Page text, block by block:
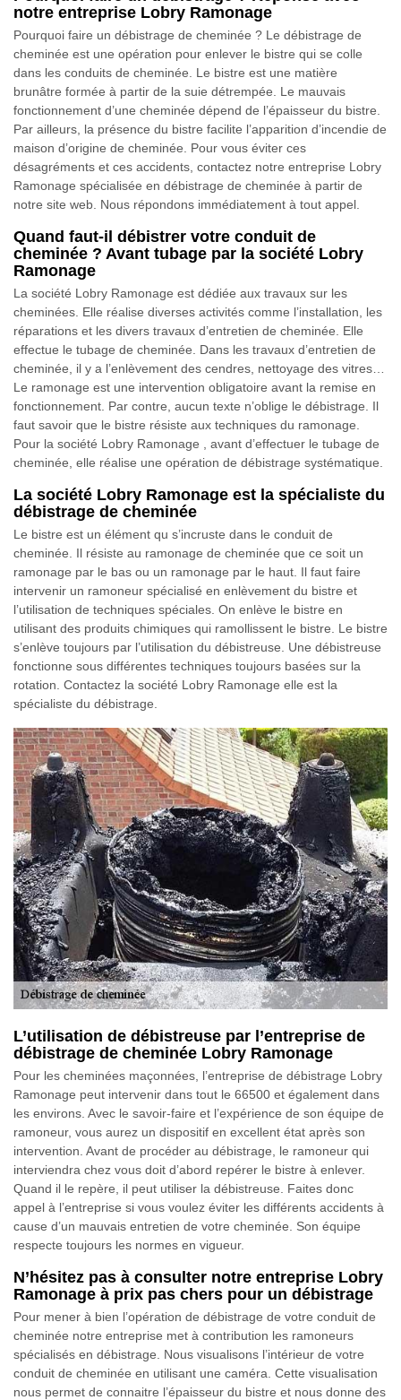
notre entreprise Lobry Ramonage
Pourquoi faire un débistrage de cheminée ? Le débistrage de
cheminée est une opération pour enlever le bistre qui se colle
dans les conduits de cheminée. Le bistre est une matière
brunâtre formée à partir de la suie détrempée. Le mauvais
fonctionnement d’une cheminée dépend de l’épaisseur du bistre.
Par ailleurs, la présence du bistre facilite l’apparition d’incendie de
maison d’origine de cheminée. Pour vous éviter ces
désagréments et ces accidents, contactez notre entreprise Lobry
Ramonage spécialisée en débistrage de cheminée à partir de
notre site web. Nous répondons immédiatement à tout appel.
Quand faut-il débistrer votre conduit de
cheminée ? Avant tubage par la société Lobry
Ramonage
La société Lobry Ramonage est dédiée aux travaux sur les
cheminées. Elle réalise diverses activités comme l’installation, les
réparations et les divers travaux d’entretien de cheminée. Elle
effectue le tubage de cheminée. Dans les travaux d’entretien de
cheminée, il y a l’enlèvement des cendres, nettoyage des vitres…
Le ramonage est une intervention obligatoire avant la remise en
fonctionnement. Par contre, aucun texte n’oblige le débistrage. Il
faut savoir que le bistre résiste aux techniques du ramonage.
Pour la société Lobry Ramonage , avant d’effectuer le tubage de
cheminée, elle réalise une opération de débistrage systématique.
La société Lobry Ramonage est la spécialiste du
débistrage de cheminée
Le bistre est un élément qu s’incruste dans le conduit de
cheminée. Il résiste au ramonage de cheminée que ce soit un
ramonage par le bas ou un ramonage par le haut. Il faut faire
intervenir un ramoneur spécialisé en enlèvement du bistre et
l’utilisation de techniques spéciales. On enlève le bistre en
utilisant des produits chimiques qui ramollissent le bistre. Le bistre
s’enlève toujours par l’utilisation du débistreuse. Une débistreuse
fonctionne sous différentes techniques toujours basées sur la
rotation. Contactez la société Lobry Ramonage elle est la
spécialiste du débistrage.
L’utilisation de débistreuse par l’entreprise de
débistrage de cheminée Lobry Ramonage
Pour les cheminées maçonnées, l’entreprise de débistrage Lobry
Ramonage peut intervenir dans tout le 66500 et également dans
les environs. Avec le savoir-faire et l’expérience de son équipe de
ramoneur, vous aurez un dispositif en excellent état après son
intervention. Avant de procéder au débistrage, le ramoneur qui
interviendra chez vous doit d’abord repérer le bistre à enlever.
Quand il le repère, il peut utiliser la débistreuse. Faites donc
appel à l’entreprise si vous voulez éviter les différents accidents à
cause d’un mauvais entretien de votre cheminée. Son équipe
respecte toujours les normes en vigueur.
N’hésitez pas à consulter notre entreprise Lobry
Ramonage à prix pas chers pour un débistrage
Pour mener à bien l’opération de débistrage de votre conduit de
cheminée notre entreprise met à contribution les ramoneurs
spécialisés en débistrage. Nous visualisons l’intérieur de votre
conduit de cheminée en utilisant une caméra. Cette visualisation
nous permet de connaitre l’épaisseur du bistre et nous donne des